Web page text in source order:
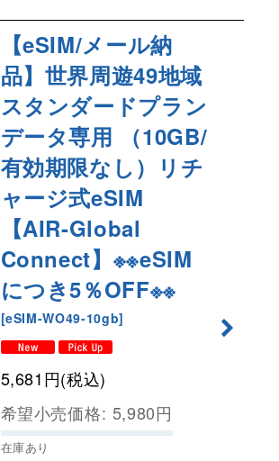
【eSIM/メール納
品】世界周遊49地域
スタンダードプラン
データ専用 （10GB/
有効期限なし）リチ
ャージ式eSIM
【AIR-Global
Connect】※※eSIM
につき5％OFF※※
[eSIM-WO49-10gb]
5,681円(税込)
希望小売価格: 5,980円
在庫あり